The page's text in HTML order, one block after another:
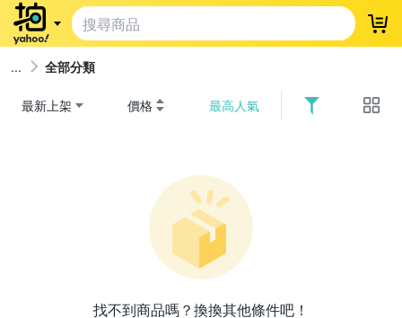
登
全部分類
最新上架 價格 最高人氣
找不到商品嗎？換換其他條件吧！